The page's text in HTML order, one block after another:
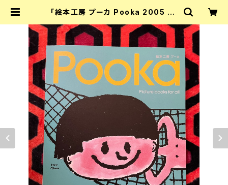
「絵本工房 プーカ Pooka 2005 vo
柳原良平 アラン・グレ 沼田元氣 和田
誠 | 古書 まずる